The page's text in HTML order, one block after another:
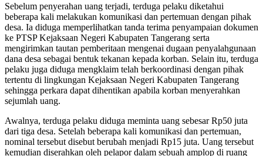
Sebelum penyerahan uang terjadi, terduga pelaku diketahui
beberapa kali melakukan komunikasi dan pertemuan dengan pihak
desa. Ia diduga memperlihatkan tanda terima penyampaian dokumen
ke PTSP Kejaksaan Negeri Kabupaten Tangerang serta
mengirimkan tautan pemberitaan mengenai dugaan penyalahgunaan
dana desa sebagai bentuk tekanan kepada korban. Selain itu, terduga
pelaku juga diduga mengklaim telah berkoordinasi dengan pihak
tertentu di lingkungan Kejaksaan Negeri Kabupaten Tangerang
sehingga perkara dapat dihentikan apabila korban menyerahkan
sejumlah uang.
Awalnya, terduga pelaku diduga meminta uang sebesar Rp50 juta
dari tiga desa. Setelah beberapa kali komunikasi dan pertemuan,
nominal tersebut disebut berubah menjadi Rp15 juta. Uang tersebut
kemudian diserahkan oleh pelapor dalam sebuah amplop di ruang